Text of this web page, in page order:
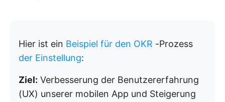
Hier ist ein Beispiel für den OKR -Prozess
der Einstellung:
Ziel: Verbesserung der Benutzererfahrung
(UX) unserer mobilen App und Steigerung